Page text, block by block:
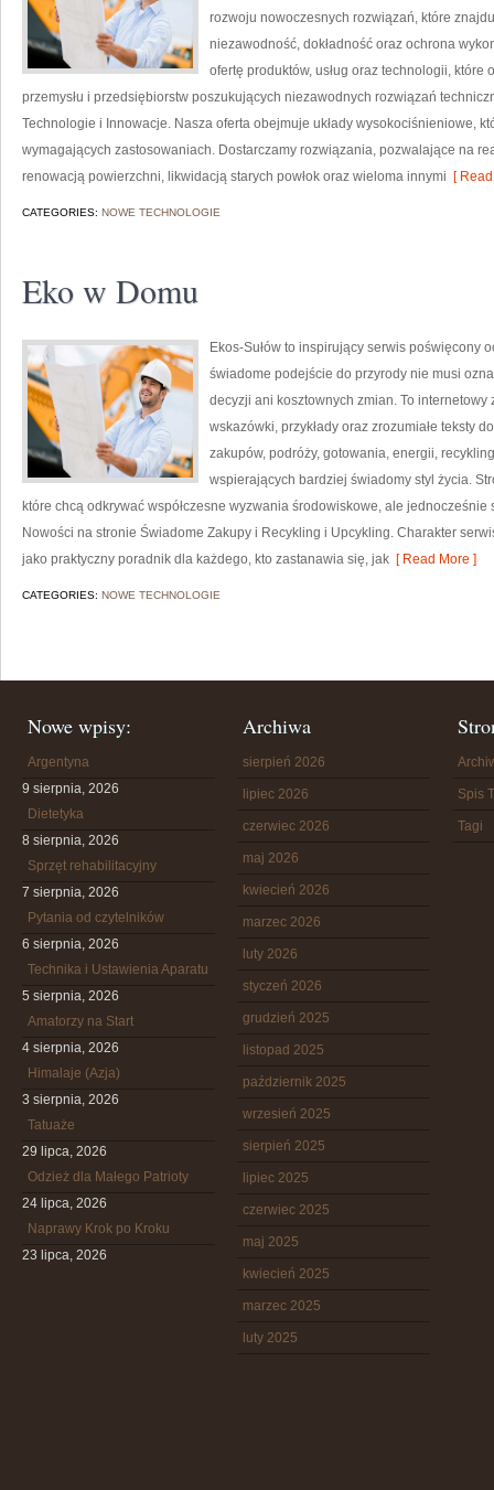
rozwoju nowoczesnych rozwiązań, które
niezawodność, dokładność oraz ochrona
ofertę produktów, usług oraz technologii,
przemysłu i przedsiębiorstw poszukujących niezawodnych rozwiązań
Technologie i Innowacje. Nasza oferta obejmuje układy wysokociśnieniowe,
wymagających zastosowaniach. Dostarczamy rozwiązania, pozwalające na
renowacją powierzchni, likwidacją starych powłok oraz wieloma innymi [
CATEGORIES: NOWE TECHNOLOGIE
Eko w Domu
Ekos-Sułów to inspirujący serwis poświęcony
świadome podejście do przyrody nie musi
decyzji ani kosztownych zmian. To
wskazówki, przykłady oraz zrozumiałe teksty
zakupów, podróży, gotowania, energii,
wspierających bardziej świadomy styl życia.
które chcą odkrywać współczesne wyzwania środowiskowe, ale
Nowości na stronie Świadome Zakupy i Recykling i Upcykling. Charakter
jako praktyczny poradnik dla każdego, kto zastanawia się, jak [ Read More ]
CATEGORIES: NOWE TECHNOLOGIE
Nowe wpisy:
Argentyna
9 sierpnia, 2026
Dietetyka
8 sierpnia, 2026
Sprzęt rehabilitacyjny
7 sierpnia, 2026
Pytania od czytelników
6 sierpnia, 2026
Technika i Ustawienia Aparatu
5 sierpnia, 2026
Amatorzy na Start
4 sierpnia, 2026
Himalaje (Azja)
3 sierpnia, 2026
Tatuaże
29 lipca, 2026
Odzież dla Małego Patrioty
24 lipca, 2026
Naprawy Krok po Kroku
23 lipca, 2026
Archiwa
sierpień 2026
lipiec 2026
czerwiec 2026
maj 2026
kwiecień 2026
marzec 2026
luty 2026
styczeń 2026
grudzień 2025
listopad 2025
październik 2025
wrzesień 2025
sierpień 2025
lipiec 2025
czerwiec 2025
maj 2025
kwiecień 2025
marzec 2025
luty 2025
Spis
Tagi